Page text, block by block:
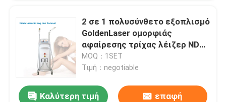
2 σε 1 πολυσύνθετο εξοπλισμό
GoldenLaser ομορφιάς
αφαίρεσης τρίχας λέιζερ ND
Yag λέιζερ διόδων 808nm
MOQ：1SET
Τιμή：negotiable
Καλύτερη τιμή επαφή